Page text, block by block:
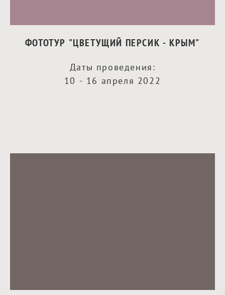
ФОТОТУР "ЦВЕТУЩИЙ ПЕРСИК - КРЫМ"
Даты проведения:
10 - 16 апреля 2022